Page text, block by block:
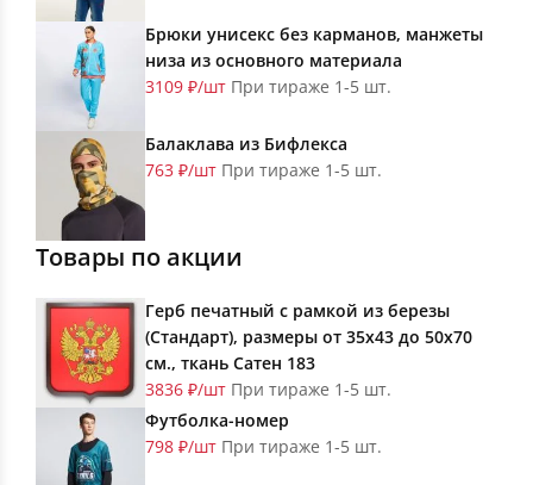
Брюки унисекс без карманов, манжеты
низа из основного материала
3109 ₽/шт При тираже 1-5 шт.
Балаклава из Бифлекса
763 ₽/шт При тираже 1-5 шт.
Товары по акции
Герб печатный с рамкой из березы
(Стандарт), размеры от 35х43 до 50х70
см., ткань Сатен 183
3836 ₽/шт При тираже 1-5 шт.
Футболка-номер
798 ₽/шт При тираже 1-5 шт.